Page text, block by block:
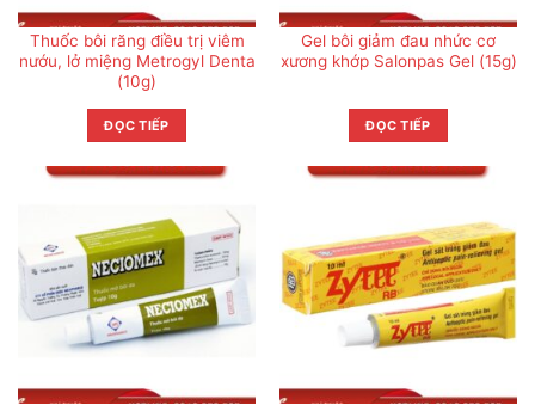
Thuốc bôi răng điều trị viêm
nướu, lở miệng Metrogyl Denta
(10g)
ĐỌC TIẾP
Gel bôi giảm đau nhức cơ
xương khớp Salonpas Gel (15g)
ĐỌC TIẾP